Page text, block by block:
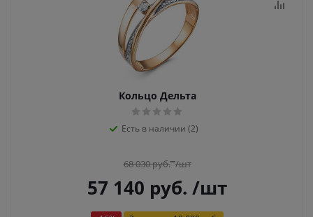
Кольцо Дельта
Есть в наличии (2)
68 030руб. /шт
57 140 руб. /шт